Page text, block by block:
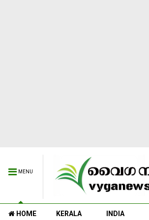
MENU
HOME KERALA INDIA